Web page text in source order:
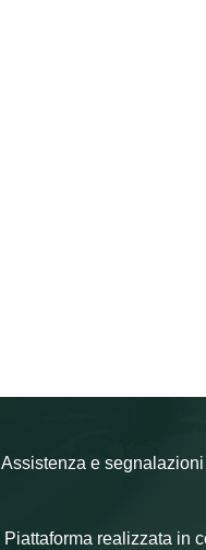
Assistenza e segnalazioni
Piattaforma realizzata in